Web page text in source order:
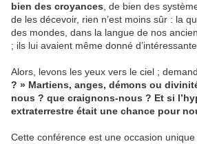
bien des croyances , de bien des
de les décevoir, rien n’est moins sûr : la
des mondes, dans la langue de nos
; ils lui avaient même donné
Alors, levons les yeux vers le ciel ;
? » Martiens, anges, démons ou
nous ? que craignons-nous ? Et si
extraterrestre était une chance pour
Cette conférence est une occasion